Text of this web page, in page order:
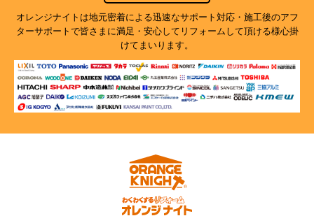
オレンジナイトは地元密着による迅速なサポート対応・施工後のアフ
ターサポートで皆さまに満足・安心してリフォームして頂ける様心掛
けてまいります。